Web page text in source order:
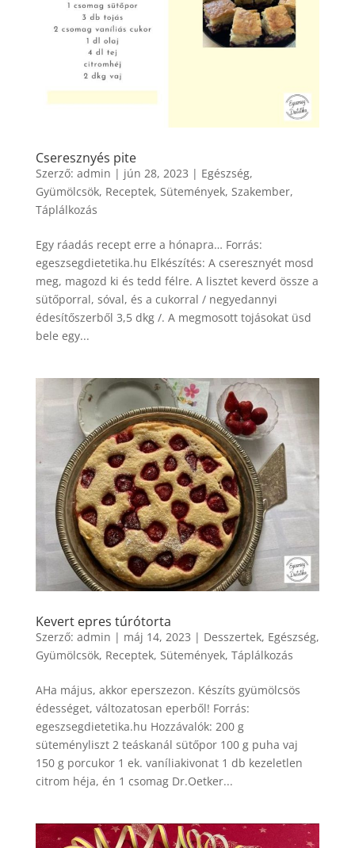
Cseresznyés pite
Szerző: admin | jún 28, 2023 | Egészség,
Gyümölcsök, Receptek, Sütemények, Szakember,
Táplálkozás
Egy ráadás recept erre a hónapra… Forrás:
egeszsegdietetika.hu Elkészítés: A cseresznyét mosd
meg, magozd ki és tedd félre. A lisztet keverd össze a
sütőporral, sóval, és a cukorral / negyedannyi
édesítőszerből 3,5 dkg /. A megmosott tojásokat üsd
bele egy...
Kevert epres túrótorta
Szerző: admin | máj 14, 2023 | Desszertek, Egészség,
Gyümölcsök, Receptek, Sütemények, Táplálkozás
AHa május, akkor eperszezon. Készíts gyümölcsös
édességet, változatosan eperből! Forrás:
egeszsegdietetika.hu Hozzávalók: 200 g
süteményliszt 2 teáskanál sütőpor 100 g puha vaj
150 g porcukor 1 ek. vaníliakivonat 1 db kezeletlen
citrom héja, én 1 csomag Dr.Oetker...